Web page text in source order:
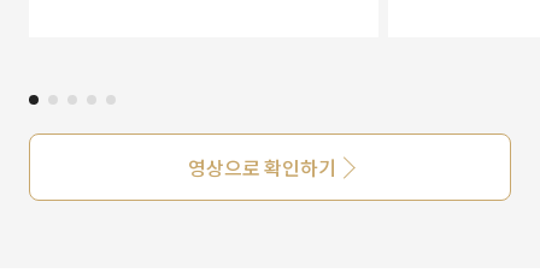
영상으로 확인하기